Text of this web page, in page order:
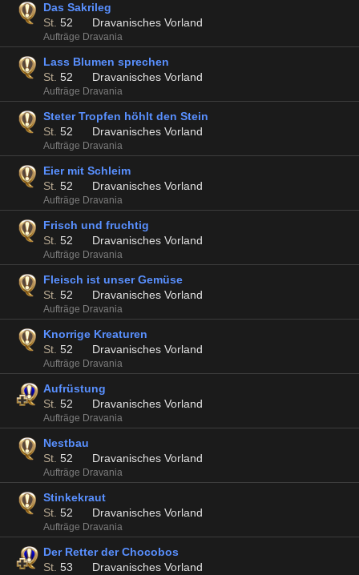
Das Sakrileg
St. 52 Dravanisches Vorland
Aufträge Dravania
Lass Blumen sprechen
St. 52 Dravanisches Vorland
Aufträge Dravania
Steter Tropfen höhlt den Stein
St. 52 Dravanisches Vorland
Aufträge Dravania
Eier mit Schleim
St. 52 Dravanisches Vorland
Aufträge Dravania
Frisch und fruchtig
St. 52 Dravanisches Vorland
Aufträge Dravania
Fleisch ist unser Gemüse
St. 52 Dravanisches Vorland
Aufträge Dravania
Knorrige Kreaturen
St. 52 Dravanisches Vorland
Aufträge Dravania
Aufrüstung
St. 52 Dravanisches Vorland
Aufträge Dravania
Nestbau
St. 52 Dravanisches Vorland
Aufträge Dravania
Stinkekraut
St. 52 Dravanisches Vorland
Aufträge Dravania
Der Retter der Chocobos
St. 53 Dravanisches Vorland